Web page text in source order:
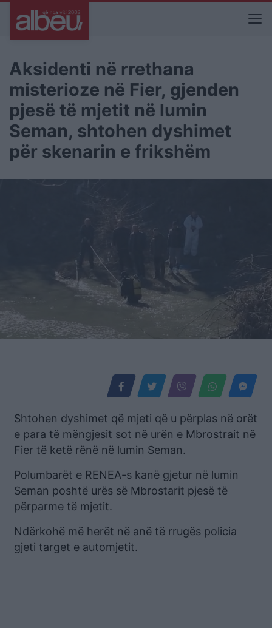
Aksidenti në rrethana
misterioze në Fier, gjenden
pjesë të mjetit në lumin
Seman, shtohen dyshimet
për skenarin e frikshëm
Shtohen dyshimet që mjeti që u përplas në orët
e para të mëngjesit sot në urën e Mbrostrait në
Fier të ketë rënë në lumin Seman.
Polumbarët e RENEA-s kanë gjetur në lumin
Seman poshtë urës së Mbrostarit pjesë të
përparme të mjetit.
Ndërkohë më herët në anë të rrugës policia
gjeti target e automjetit.